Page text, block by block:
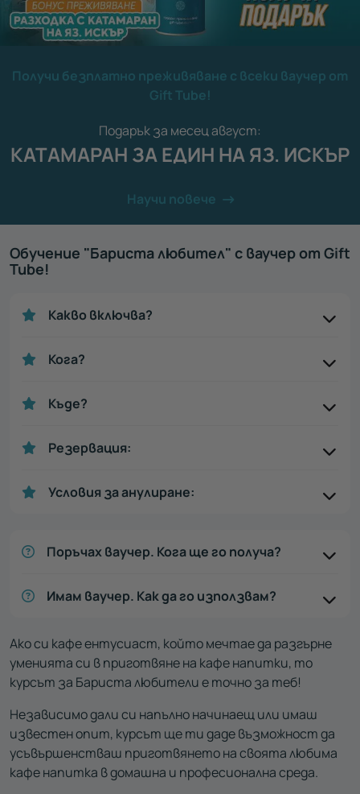
Получи безплатно преживяване с всеки ваучер от
Gift Tube!
Подарък за месец август:
КАТАМАРАН ЗА ЕДИН НА ЯЗ. ИСКЪР
Научи повече
Обучение "Бариста любител" с ваучер от Gift
Tube!
Какво включва?
Кога?
Къде?
Резервация:
Условия за анулиране:
Поръчах ваучер. Кога ще го получа?
Имам ваучер. Как да го използвам?
Ако си кафе ентусиаст, който мечтае да разгърне
уменията си в приготвяне на кафе напитки, то
курсът за Бариста любители е точно за теб!
Независимо дали си напълно начинаещ или имаш
известен опит, курсът ще ти даде възможност да
усъвършенстваш приготвянето на своята любима
кафе напитка в домашна и професионална среда.